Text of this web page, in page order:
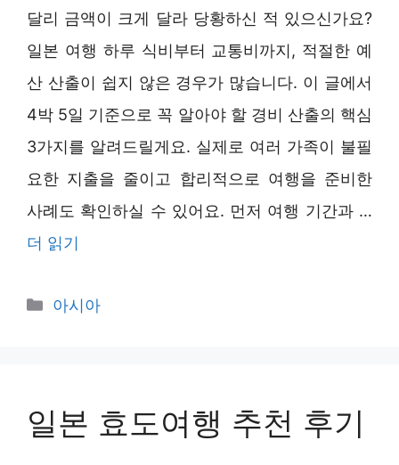
달리 금액이 크게 달라 당황하신 적 있으신가요?
일본 여행 하루 식비부터 교통비까지, 적절한 예
산 산출이 쉽지 않은 경우가 많습니다. 이 글에서
4박 5일 기준으로 꼭 알아야 할 경비 산출의 핵심
3가지를 알려드릴게요. 실제로 여러 가족이 불필
요한 지출을 줄이고 합리적으로 여행을 준비한
사례도 확인하실 수 있어요. 먼저 여행 기간과 …
더 읽기
카
아시아
일본 효도여행 추천 후기